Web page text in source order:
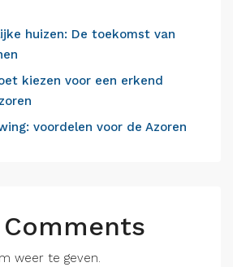
huizen: De toekomst van
kiezen voor een erkend
voordelen voor de Azoren
weer te geven.